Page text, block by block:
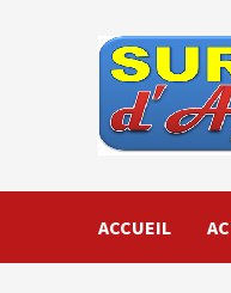
ACCUEIL